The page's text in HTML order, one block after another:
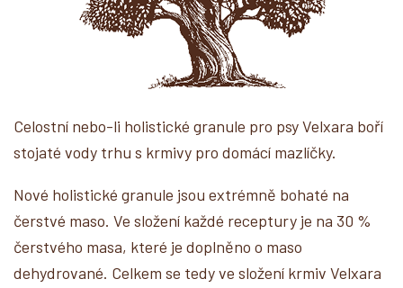
Celostní nebo-li holistické granule pro psy Velxara boří
stojaté vody trhu s krmivy pro domácí mazlíčky.
Nové holistické granule jsou extrémně bohaté na
čerstvé maso. Ve složení každé receptury je na 30 %
čerstvého masa, které je doplněno o maso
dehydrované. Celkem se tedy ve složení krmiv Velxara